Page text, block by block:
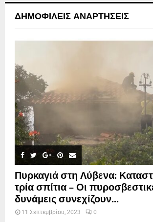
ΔΗΜΟΦΙΛΕΊΣ ΑΝΑΡΤΉΣΕΙΣ
Πυρκαγιά στη Λύβενα:
τρία σπίτια – Οι
δυνάμεις συνεχίζουν...
11 Σεπτεμβρίου, 2023 0